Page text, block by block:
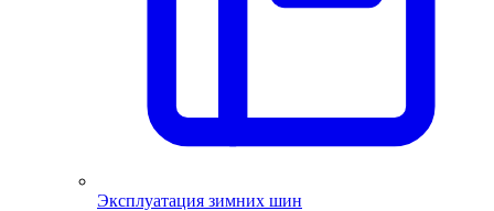
Эксплуатация зимних шин